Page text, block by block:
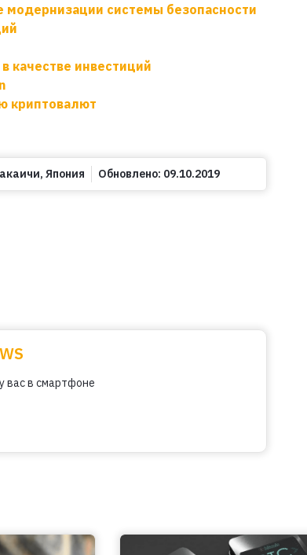
системы безопасности
качестве инвестиций
криптовалют
, Япония Обновлено: 09.10.2019
вас в смартфоне